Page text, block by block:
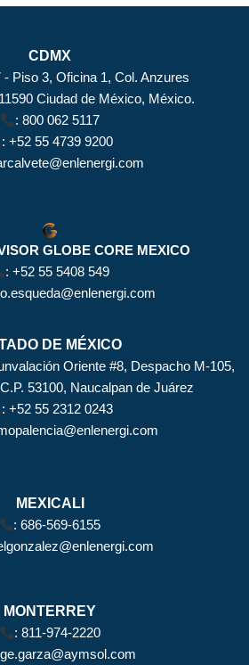
CDMX
- Piso 3, Oficina 1, Col. Anzures
Ciudad de México, México.
: 800 062 5117
: +52 55 4739 9200
GLOBE CORE MEXICO
: +52 55 5408 549
DE MÉXICO
Oriente #8, Despacho M-105,
53100, Naucalpan de Juárez
: +52 55 2312 0243
MEXICALI
:686-569-6155
MONTERREY
: 811-974-2220